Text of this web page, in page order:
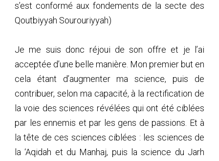
s’est conformé aux fondements de la secte des
Qoutbiyyah Sourouriyyah)
Je me suis donc réjoui de son offre et je l’ai
acceptée d’une belle manière. Mon premier but en
cela étant d’augmenter ma science, puis de
contribuer, selon ma capacité, à la rectification de
la voie des sciences révélées qui ont été ciblées
par les ennemis et par les gens de passions. Et à
la tête de ces sciences ciblées : les sciences de
la ‘Aqidah et du Manhaj, puis la science du Jarh